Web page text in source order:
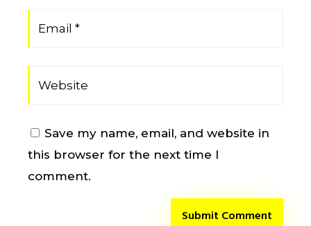
Save my name, email, and website in
this browser for the next time I
comment.
Submit Comment